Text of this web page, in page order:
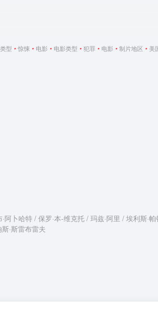
型 • 惊悚 • 电影 • 电影类型 • 犯罪 • 电影 • 制片地区 • 美
卜哈特 / 保罗·本-维克托 / 玛兹·阿里 / 埃利斯·
·斯雷布雷夫